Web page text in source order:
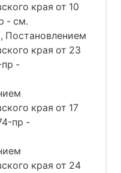
края от 10
- см.
края от 23
пр -
края от 17
пр -
края от 24